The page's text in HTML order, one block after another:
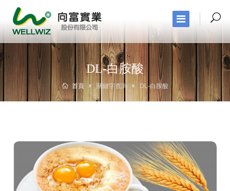
DL-白胺酸
首頁 關鍵字查詢 DL-白胺酸